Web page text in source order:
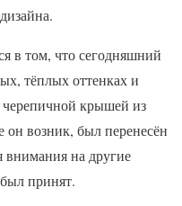
в том, что сегодняшний
тёплых оттенках и
крышей из
возник, был перенесён
внимания на другие
принят.